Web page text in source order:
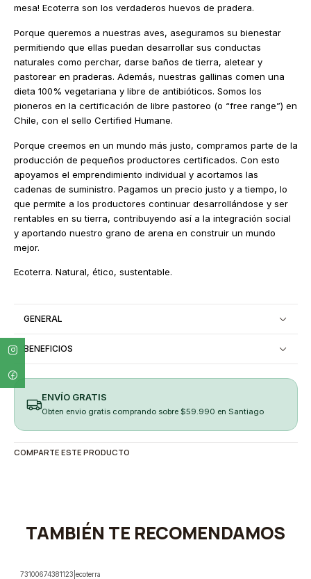
mesa! Ecoterra son los verdaderos huevos de pradera.
Porque queremos a nuestras aves, aseguramos su bienestar
permitiendo que ellas puedan desarrollar sus conductas
naturales como perchar, darse baños de tierra, aletear y
pastorear en praderas. Además, nuestras gallinas comen una
dieta 100% vegetariana y libre de antibióticos. Somos los
pioneros en la certificación de libre pastoreo (o “free range”) en
Chile, con el sello Certified Humane.
Porque creemos en un mundo más justo, compramos parte de la
producción de pequeños productores certificados. Con esto
apoyamos el emprendimiento individual y acortamos las
cadenas de suministro. Pagamos un precio justo y a tiempo, lo
que permite a los productores continuar desarrollándose y ser
rentables en su tierra, contribuyendo así a la integración social
y aportando nuestro grano de arena en construir un mundo
mejor.
Ecoterra. Natural, ético, sustentable.
GENERAL
BENEFICIOS
ENVÍO GRATIS
Obten envio gratis comprando sobre $59.990 en Santiago
COMPARTE ESTE PRODUCTO
TAMBIÉN TE RECOMENDAMOS
73100674381123 |ecoterra